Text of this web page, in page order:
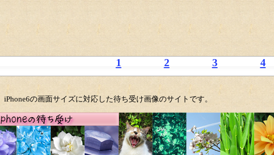
1 2 3 4
iPhone6の画面サイズに対応した待ち受け画像のサイトです。